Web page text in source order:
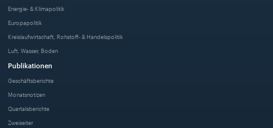
Energie- & Klimapolitik
Europapolitik
Kreislaufwirtschaft, Rohstoff- & Handelspolitik
Luft, Wasser, Boden
Publikationen
Geschäftsberichte
Monatsnotizen
Quartalsberichte
Zweiseiter